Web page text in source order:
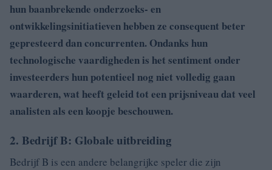
hun baanbrekende onderzoeks- en
ontwikkelingsinitiatieven hebben ze consequent beter
gepresteerd dan concurrenten. Ondanks hun
technologische vaardigheden is het sentiment onder
investeerders hun potentieel nog niet volledig gaan
waarderen, wat heeft geleid tot een prijsniveau dat veel
analisten als een koopje beschouwen.
2. Bedrijf B: Globale uitbreiding
Bedrijf B is een andere belangrijke speler die zijn